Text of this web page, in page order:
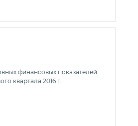
финансовых показателей
квартала 2016 г.